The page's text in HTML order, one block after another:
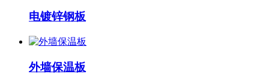
电镀锌钢板
外墙保温板